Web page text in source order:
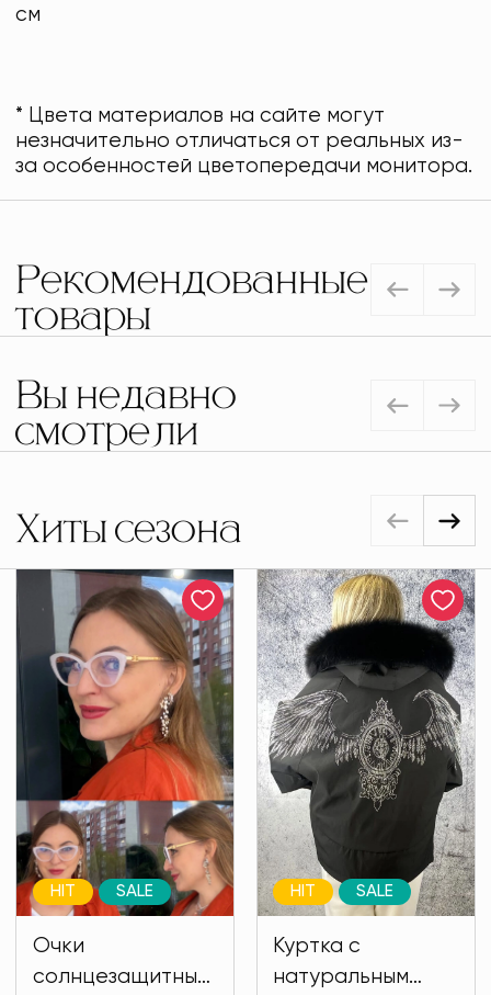
см
* Цвета материалов на сайте могут
незначительно отличаться от реальных из-
за особенностей цветопередачи монитора.
Рекомендованные
товары
Вы недавно
смотрели
Хиты сезона
Очки
солнцезащитные
HIT SALE
Куртка с
натуральным
HIT SALE